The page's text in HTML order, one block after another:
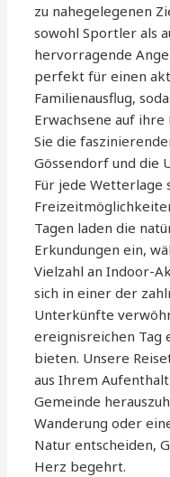
zu nahegelegenen
sowohl Sportler als
hervorragende
perfekt für einen
Familienausflug,
Erwachsene auf
Sie die
Gössendorf und die
Für jede Wetterlage
Tagen laden die
Erkundungen ein,
Vielzahl an Indoor-
sich in einer der
Unterkünfte
ereignisreichen Tag
bieten. Unsere
aus Ihrem
Gemeinde
Wanderung oder
Natur entscheiden,
Herz begehrt.